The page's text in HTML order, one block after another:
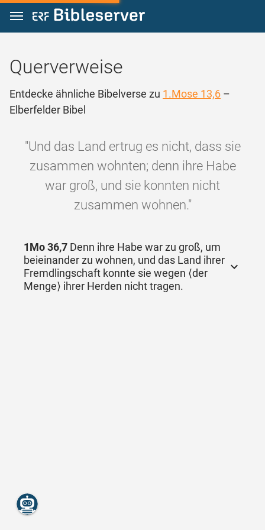
Zum Inhalt springen
Querverweise
Entdecke ähnliche Bibelverse zu 1.Mose 13,6 –
Elberfelder Bibel
"Und das Land ertrug es nicht, dass sie
zusammen wohnten; denn ihre Habe
war groß, und sie konnten nicht
zusammen wohnen."
1Mo 36,7 Denn ihre Habe war zu groß, um
beieinander zu wohnen, und das Land ihrer
Fremdlingschaft konnte sie wegen ⟨der
Menge⟩ ihrer Herden nicht tragen.